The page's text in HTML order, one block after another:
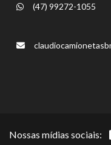
(47) 99272-1055
Nossas mídias sociais: